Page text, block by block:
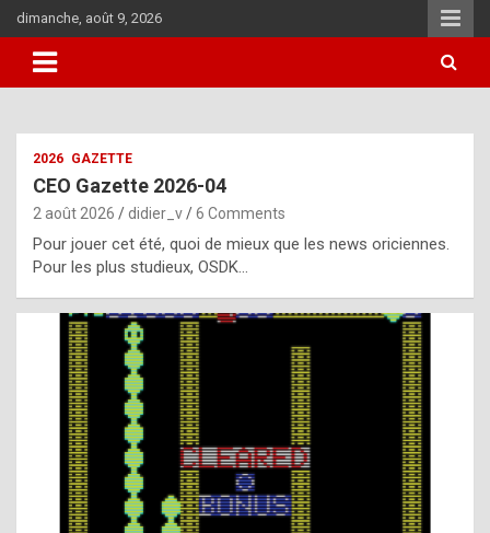
Skip
to
content
dimanche, août 9, 2026
i
u
l
y
d
i
2026 GAZETTE
CEO Gazette 2026-04
2 août 2026 didier_v 6 Comments
Pour jouer cet été, quoi de mieux que les news oriciennes.
Pour les plus studieux, OSDK…